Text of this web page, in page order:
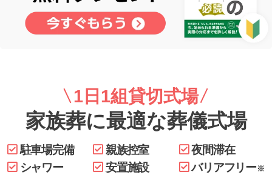
1日1組貸切式場
家族葬に最適な葬儀式場
駐車場完備 親族控室
夜間滞在
シャワー
安置施設 バリアフリー ※